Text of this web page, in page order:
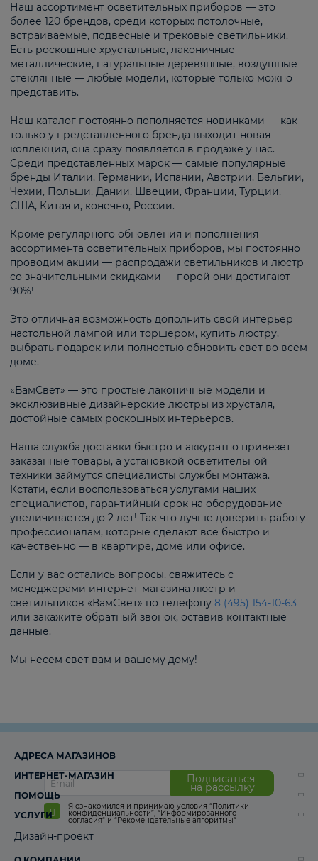
Наш ассортимент осветительных приборов — это
более 120 брендов, среди которых: потолочные,
встраиваемые, подвесные и трековые светильники.
Есть роскошные хрустальные, лаконичные
металлические, натуральные деревянные, воздушные
стеклянные — любые модели, которые только можно
представить.
Наш каталог постоянно пополняется новинками — как
только у представленного бренда выходит новая
коллекция, она сразу появляется в продаже у нас.
Среди представленных марок — самые популярные
бренды Италии, Германии, Испании, Австрии, Бельгии,
Чехии, Польши, Дании, Швеции, Франции, Турции,
США, Китая и, конечно, России.
Кроме регулярного обновления и пополнения
ассортимента осветительных приборов, мы постоянно
проводим акции — распродажи светильников и люстр
со значительными скидками — порой они достигают
90%!
Это отличная возможность дополнить свой интерьер
настольной лампой или торшером, купить люстру,
выбрать подарок или полностью обновить свет во всем
доме.
«ВамСвет» — это простые лаконичные модели и
эксклюзивные дизайнерские люстры из хрусталя,
достойные самых роскошных интерьеров.
Наша служба доставки быстро и аккуратно привезет
заказанные товары, а установкой осветительной
техники займутся специалисты службы монтажа.
Кстати, если воспользоваться услугами наших
специалистов, гарантийный срок на оборудование
увеличивается до 2 лет! Так что лучше доверить работу
профессионалам, которые сделают всё быстро и
качественно — в квартире, доме или офисе.
Если у вас остались вопросы, свяжитесь с
менеджерами интернет-магазина люстр и
светильников «ВамСвет» по телефону 8 (495) 154-10-63
или закажите обратный звонок, оставив контактные
данные.
Мы несем свет вам и вашему дому!
Подписаться
на рассылку
Я ознакомился и принимаю условия “Политики
конфиденциальности”, “Информированного
согласия“ и “Рекомендательные алгоритмы“
АДРЕСА МАГАЗИНОВ
ИНТЕРНЕТ-МАГАЗИН
ПОМОЩЬ
УСЛУГИ
Дизайн-проект